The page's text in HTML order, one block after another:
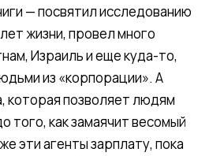
— посвятил исследованию
жизни, провел много
Израиль и еще куда-то,
из «корпорации». А
которая позволяет людям
того, как замаячит весомый
эти агенты зарплату, пока